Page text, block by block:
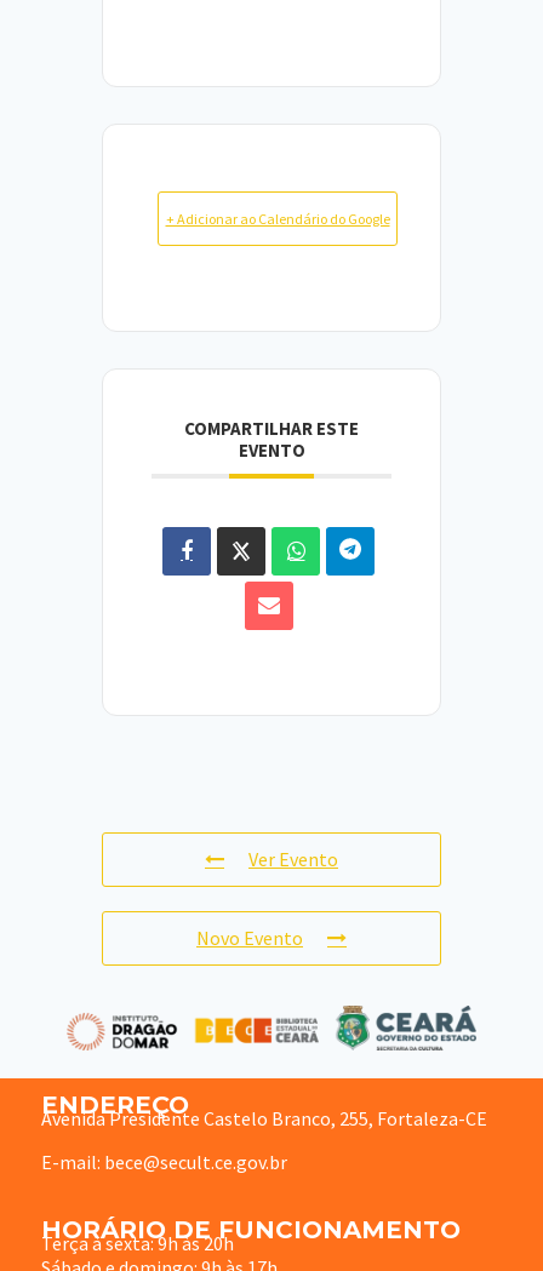
+ Adicionar ao Calendário do Google
COMPARTILHAR ESTE
EVENTO
Ver Evento
Novo Evento
ENDEREÇO
Avenida Presidente Castelo Branco, 255, Fortaleza-CE
E-mail: bece@secult.ce.gov.br
HORÁRIO DE FUNCIONAMENTO
Terça à sexta: 9h às 20h